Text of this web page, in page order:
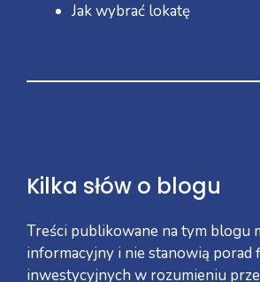
Jak wybrać lokatę
Kilka słów o blogu
Treści publikowane na tym blogu
informacyjny i nie stanowią porad
inwestycyjnych w rozumieniu